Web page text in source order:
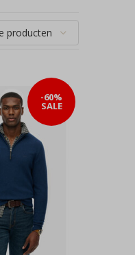
-60%
SALE